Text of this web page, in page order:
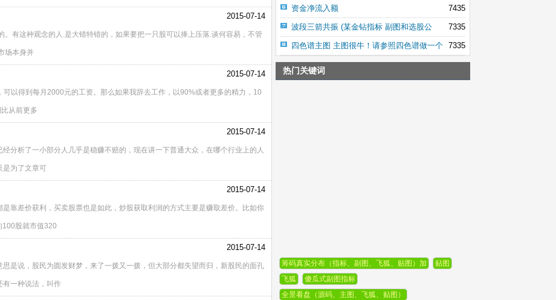
2015-07-14
有这种观念的人.是大错特错的，如果要把一只股可以捧上压落.谈何容易，不管
场本身并
2015-07-14
以得到每月2000元的工资。那么如果我辞去工作，以90%或者更多的精力，10
从前更多
2015-07-14
分析了一小部分人几乎是稳赚不赔的，现在讲一下普通大众，在哪个行业上的人
是为了文章可
2015-07-14
差价获利，买卖股票也是如此，炒股获取利润的方式主要是赚取差价。比如你
100股就市值320
2015-07-14
说，股民为圆发财梦，来了一拨又一拨，但大部分都失望而归，新股民的面孔
一种说法，叫作
资金净流入额 7435
波段三箭共振 (某金钻指标 副图和选股公 7335
四色谱主图 主图很牛！请参照四色谱做一个 7335
热门关键词
筹码真实分布（指标、副图、飞狐、贴图）加
贴图
飞狐
傻瓜式副图指标
全景看盘（源码、主图、飞狐、贴图）